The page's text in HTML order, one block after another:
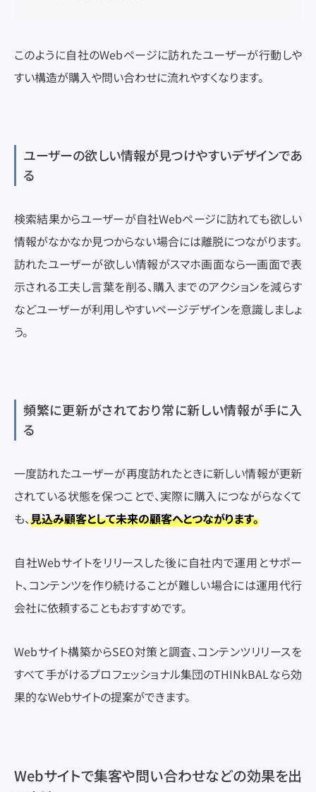
このように自社のWebページに訪れたユーザーが行動しや
すい構造が購入や問い合わせに流れやすくなります。
ユーザーの欲しい情報が見つけやすいデザインであ
る
検索結果からユーザーが自社Webページに訪れても欲しい
情報がなかなか見つからない場合には離脱につながります。
訪れたユーザーが欲しい情報がスマホ画面なら一画面で表
示される工夫し言葉を削る、購入までのアクションを減らす
などユーザーが利用しやすいページデザインを意識しましょ
う。
頻繁に更新がされており常に新しい情報が手に入
る
一度訪れたユーザーが再度訪れたときに新しい情報が更新
されている状態を保つことで、実際に購入につながらなくて
も、見込み顧客として未来の顧客へとつながります。
自社Webサイトをリリースした後に自社内で運用とサポー
ト、コンテンツを作り続けることが難しい場合には運用代行
会社に依頼することもおすすめです。
Webサイト構築からSEO対策と調査、コンテンツリリースを
すべて手がけるプロフェッショナル集団のTHINkBALなら効
果的なWebサイトの提案ができます。
Webサイトで集客や問い合わせなどの効果を出